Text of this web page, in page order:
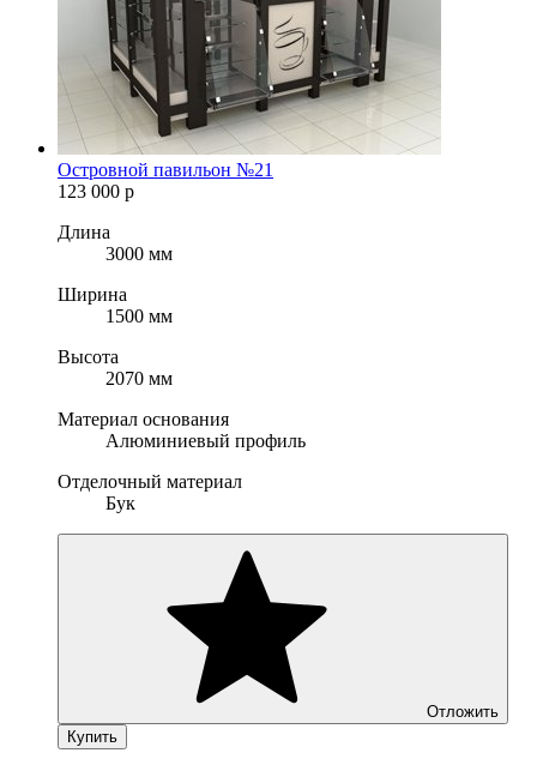
Островной павильон №21
123 000 р
Длина
3000 мм
Ширина
1500 мм
Высота
2070 мм
Материал основания
Алюминиевый профиль
Отделочный материал
Бук
Отложить
Купить